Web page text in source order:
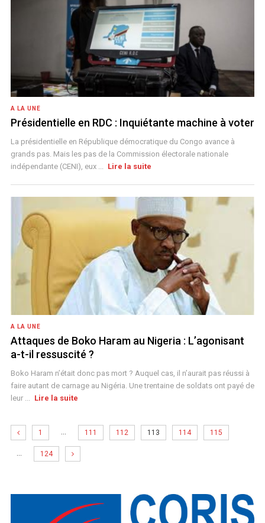
A LA UNE
Présidentielle en RDC : Inquiétante machine à voter
La présidentielle en République démocratique du Congo avance à
grands pas. Mais les pas de la Commission électorale nationale
indépendante (CENI), eux ... Lire la suite
A LA UNE
Attaques de Boko Haram au Nigeria : L’agonisant
a-t-il ressuscité ?
Boko Haram n’était donc pas mort ? Auquel cas, il n’aurait pas réussi à
faire autant de carnage au Nigéria. Une trentaine de soldats ont payé de
leur ... Lire la suite
1 … 111 112 113 114 115
… 124